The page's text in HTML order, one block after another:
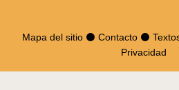
Mapa del sitio ⚫ Contacto ⚫
Privacidad